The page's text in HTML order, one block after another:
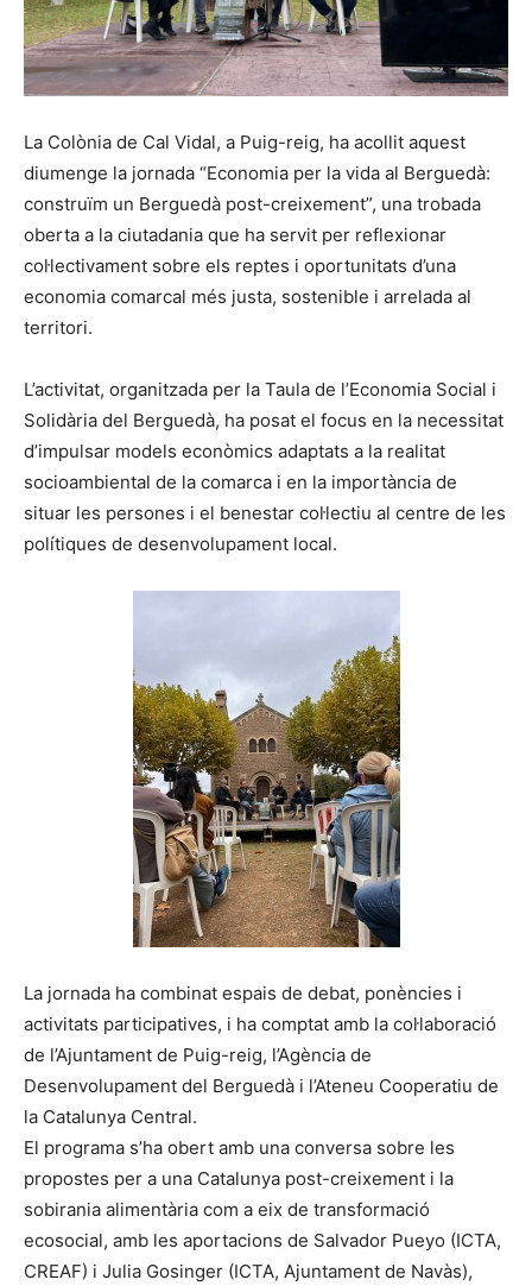
La Colònia de Cal Vidal, a Puig-reig, ha acollit aquest
diumenge la jornada “Economia per la vida al Berguedà:
construïm un Berguedà post-creixement”, una trobada
oberta a la ciutadania que ha servit per reflexionar
col·lectivament sobre els reptes i oportunitats d’una
economia comarcal més justa, sostenible i arrelada al
territori.
L’activitat, organitzada per la Taula de l’Economia Social i
Solidària del Berguedà, ha posat el focus en la necessitat
d’impulsar models econòmics adaptats a la realitat
socioambiental de la comarca i en la importància de
situar les persones i el benestar col·lectiu al centre de les
polítiques de desenvolupament local.
La jornada ha combinat espais de debat, ponències i
activitats participatives, i ha comptat amb la col·laboració
de l’Ajuntament de Puig-reig, l’Agència de
Desenvolupament del Berguedà i l’Ateneu Cooperatiu de
la Catalunya Central.
El programa s’ha obert amb una conversa sobre les
propostes per a una Catalunya post-creixement i la
sobirania alimentària com a eix de transformació
ecosocial, amb les aportacions de Salvador Pueyo (ICTA,
CREAF) i Julia Gosinger (ICTA, Ajuntament de Navàs),